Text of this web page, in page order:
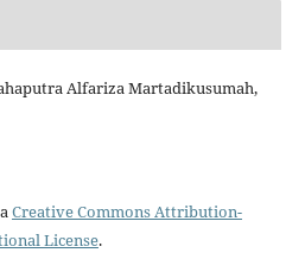
Alfariza Martadikusumah,
Creative Commons Attribution-
License.